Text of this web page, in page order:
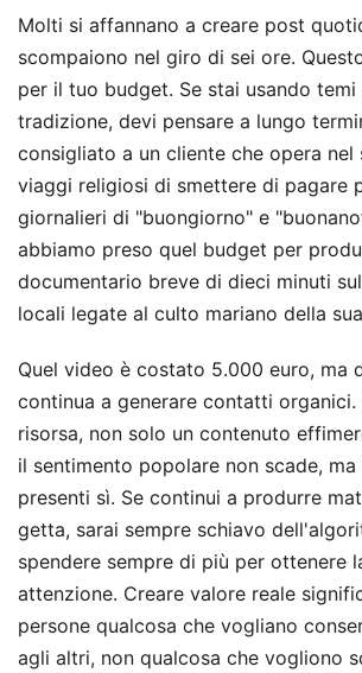
Molti si affannano a creare post
scompaiono nel giro di sei ore.
per il tuo budget. Se stai usando temi
tradizione, devi pensare a lungo
consigliato a un cliente che opera nel
viaggi religiosi di smettere di pagare
giornalieri di "buongiorno" e
abbiamo preso quel budget per
documentario breve di dieci minuti
locali legate al culto mariano della
Quel video è costato 5.000 euro, ma
continua a generare contatti organici.
risorsa, non solo un contenuto
il sentimento popolare non scade,
presenti sì. Se continui a produrre
getta, sarai sempre schiavo
spendere sempre di più per ottenere
attenzione. Creare valore reale
persone qualcosa che vogliano
agli altri, non qualcosa che vogliono